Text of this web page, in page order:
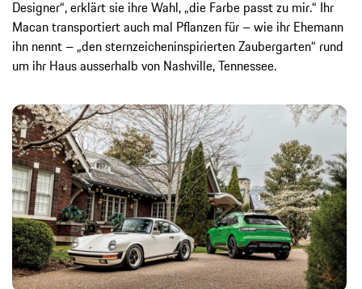
Designer“, erklärt sie ihre Wahl, „die Farbe passt zu mir.“ Ihr
Macan transportiert auch mal Pflanzen für – wie ihr Ehemann
ihn nennt – „den sternzeicheninspirierten Zaubergarten“ rund
um ihr Haus ausserhalb von Nashville, Tennessee.